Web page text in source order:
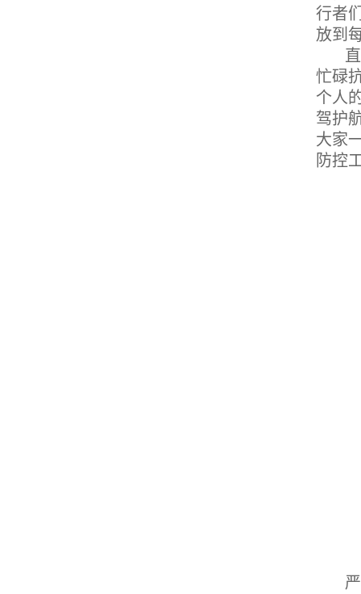
行者
放到
忙碌
个人
驾护
大家
防控